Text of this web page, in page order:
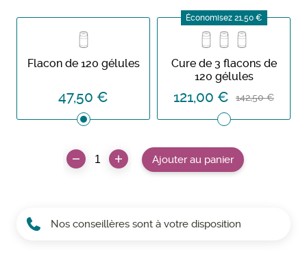
Flacon de 120 gélules
47,50 €
Économisez 21,50 €
Cure de 3 flacons de
120 gélules
121,00 € 142,50 €
Ajouter au panier
Nos conseillères sont à votre disposition